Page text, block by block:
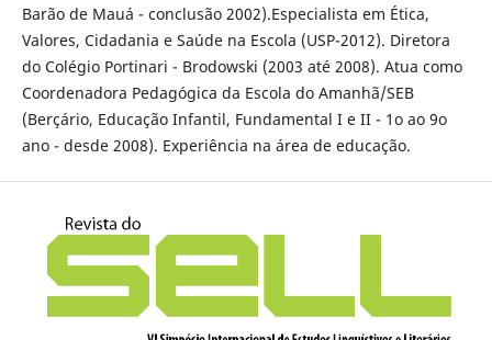
Barão de Mauá - conclusão 2002).Especialista em Ética,
Valores, Cidadania e Saúde na Escola (USP-2012). Diretora
do Colégio Portinari - Brodowski (2003 até 2008). Atua como
Coordenadora Pedagógica da Escola do Amanhã/SEB
(Berçário, Educação Infantil, Fundamental I e II - 1o ao 9o
ano - desde 2008). Experiência na área de educação.